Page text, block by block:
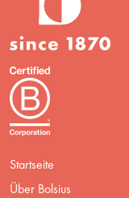
Startseite
Über Bolsius